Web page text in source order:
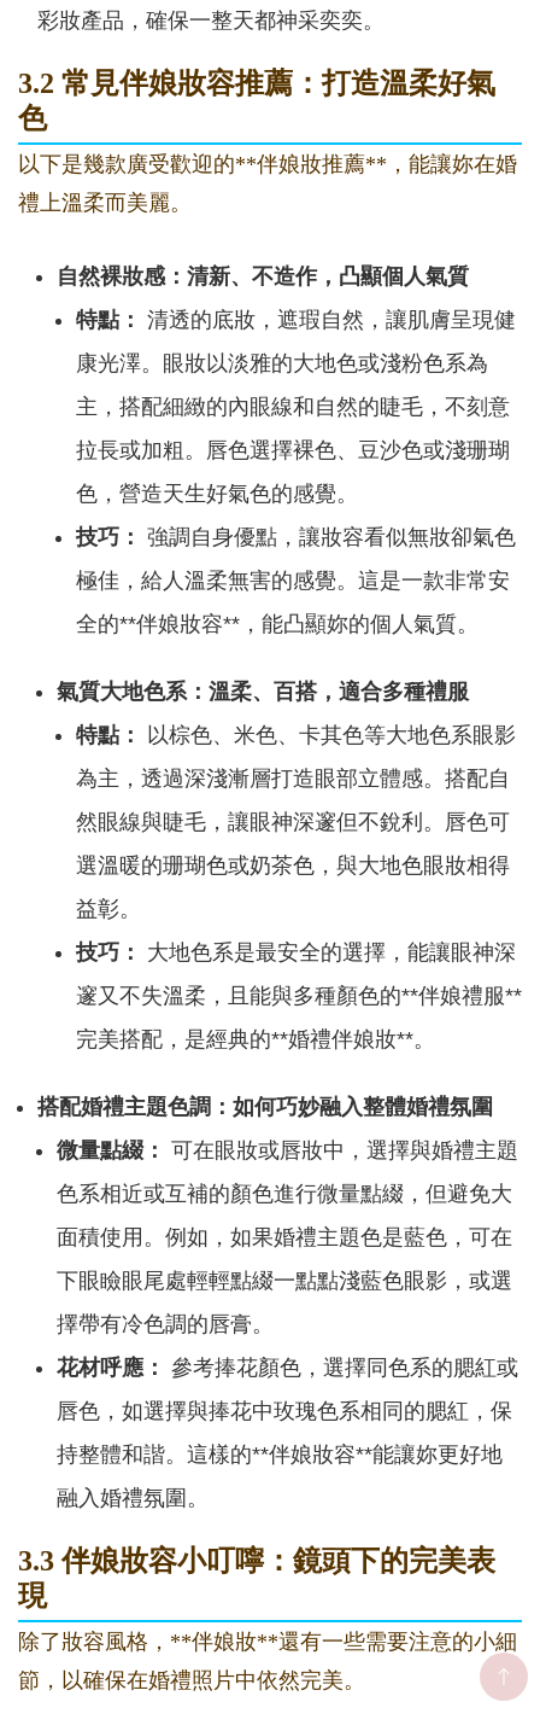
彩妝產品，確保一整天都神采奕奕。
3.2 常見伴娘妝容推薦：打造溫柔好氣
色
以下是幾款廣受歡迎的**伴娘妝推薦**，能讓妳在婚
禮上溫柔而美麗。
自然裸妝感：清新、不造作，凸顯個人氣質
特點： 清透的底妝，遮瑕自然，讓肌膚呈現健
康光澤。眼妝以淡雅的大地色或淺粉色系為
主，搭配細緻的內眼線和自然的睫毛，不刻意
拉長或加粗。唇色選擇裸色、豆沙色或淺珊瑚
色，營造天生好氣色的感覺。
技巧： 強調自身優點，讓妝容看似無妝卻氣色
極佳，給人溫柔無害的感覺。這是一款非常安
全的**伴娘妝容**，能凸顯妳的個人氣質。
氣質大地色系：溫柔、百搭，適合多種禮服
特點：
以棕色、米色、卡其色等大地色系眼影
為主，透過深淺漸層打造眼部立體感。搭配自
然眼線與睫毛，讓眼神深邃但不銳利。唇色可
選溫暖的珊瑚色或奶茶色，與大地色眼妝相得
益彰。
技巧：
大地色系是最安全的選擇，能讓眼神深
邃又不失溫柔，且能與多種顏色的**伴娘禮服**
完美搭配，是經典的**婚禮伴娘妝**。
搭配婚禮主題色調：如何巧妙融入整體婚禮氛圍
微量點綴： 可在眼妝或唇妝中，選擇與婚禮主題
色系相近或互補的顏色進行微量點綴，但避免大
面積使用。例如，如果婚禮主題色是藍色，可在
下眼瞼眼尾處輕輕點綴一點點淺藍色眼影，或選
擇帶有冷色調的唇膏。
花材呼應： 參考捧花顏色，選擇同色系的腮紅或
唇色，如選擇與捧花中玫瑰色系相同的腮紅，保
持整體和諧。這樣的**伴娘妝容**能讓妳更好地
融入婚禮氛圍。
3.3 伴娘妝容小叮嚀：鏡頭下的完美表
現
除了妝容風格，**伴娘妝**還有一些需要注意的小細
節，以確保在婚禮照片中依然完美。